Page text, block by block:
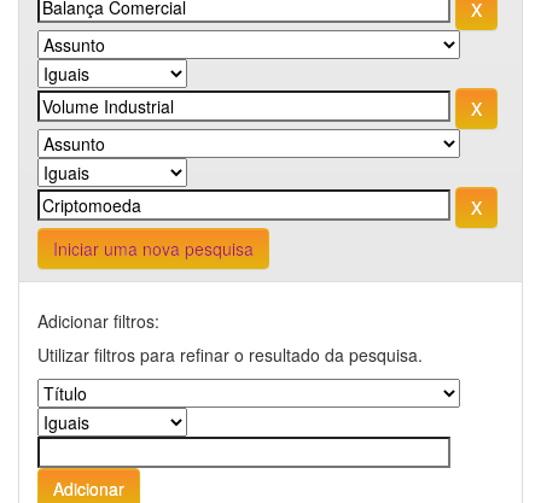
Iniciar uma nova pesquisa
Adicionar filtros:
Utilizar filtros para refinar o resultado da pesquisa.